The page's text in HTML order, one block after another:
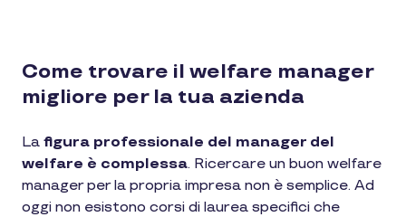
Come trovare il welfare manager
migliore per la tua azienda
La figura professionale del manager del
welfare è complessa. Ricercare un buon welfare
manager per la propria impresa non è semplice. Ad
oggi non esistono corsi di laurea specifici che